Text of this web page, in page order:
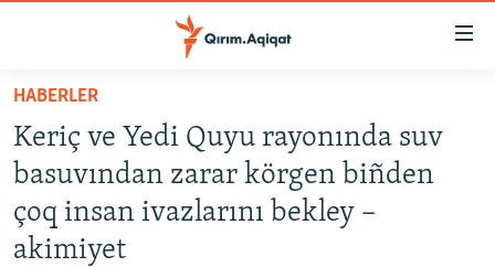
Esas
qaytmaq
Baş
navigatsiyağa
qaytmaq
Qıdıruvğa
SİYASET
İQTİSADİYAT
CEMİYET
HABERLER
Keriç ve Yedi Quyu rayonında suv
basuvından zarar körgen biñden
çoq insan ivazlarını bekley –
akimiyet